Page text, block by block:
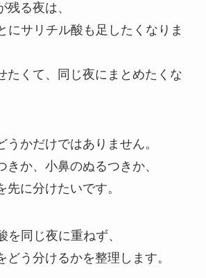
る夜は、
にサリチル酸も足したくなりま
たくて、同じ夜にまとめたくな
うかだけではありません。
きか、小鼻のぬるつきか、
に分けたいです。
を同じ夜に重ねず、
どう分けるかを整理します。